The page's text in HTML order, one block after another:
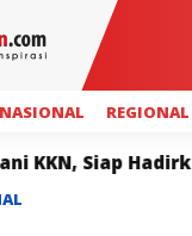
REGIONAL
Hadirkan